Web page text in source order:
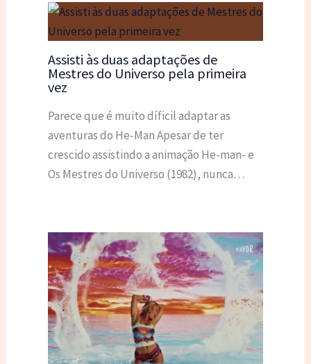
Assisti às duas adaptações de
Mestres do Universo pela primeira
vez
Parece que é muito díficil adaptar as
aventuras do He-Man Apesar de ter
crescido assistindo a animação He-man- e
Os Mestres do Universo (1982), nunca…